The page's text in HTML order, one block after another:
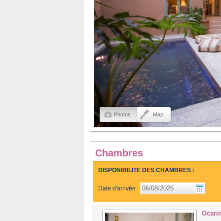
Photos Map
Chambres
DISPONIBILITÉ DES CHAMBRES :
Date d'arrivée :